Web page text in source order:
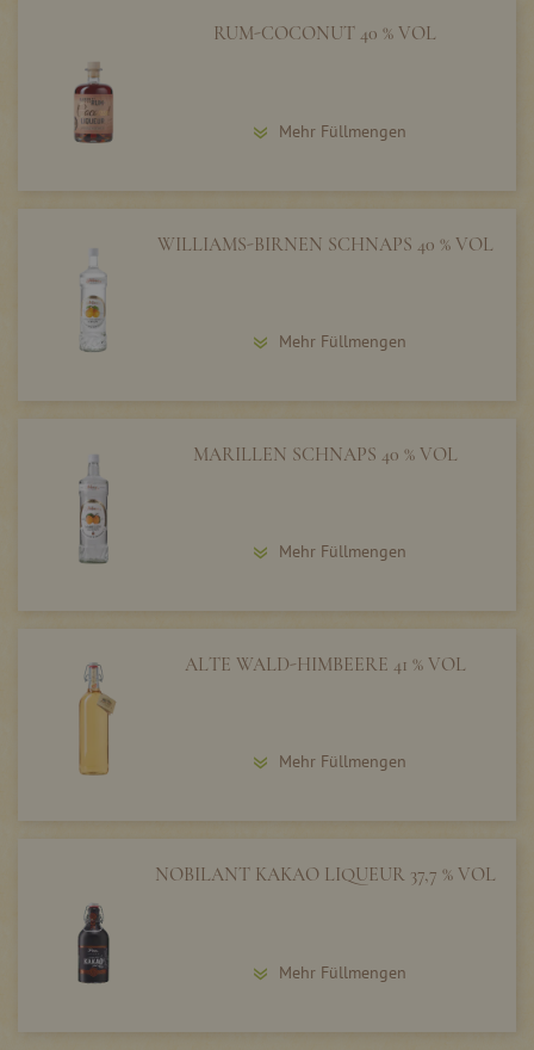
RUM-COCONUT 40 % VOL
Mehr Füllmengen
WILLIAMS-BIRNEN SCHNAPS 40 % VOL
Mehr Füllmengen
MARILLEN SCHNAPS 40 % VOL
Mehr Füllmengen
ALTE WALD-HIMBEERE 41 % VOL
Mehr Füllmengen
NOBILANT KAKAO LIQUEUR 37,7 % VOL
Mehr Füllmengen